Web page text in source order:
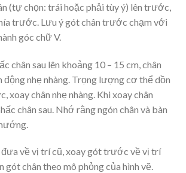
(tự chọn: trái hoặc phải tùy ý) lên trước,
trước. Lưu ý gót chân trước chạm với
góc chữ V.
chân sau lên khoảng 10 – 15 cm, chân
nhẹ nhàng. Trọng lượng cơ thể dồn
xoay chân nhẹ nhàng. Khi xoay chân
chân sau. Nhớ rằng ngón chân và bàn
đưa về vị trí cũ, xoay gót trước về vị trí
gót chân theo mô phỏng của hình vẽ.